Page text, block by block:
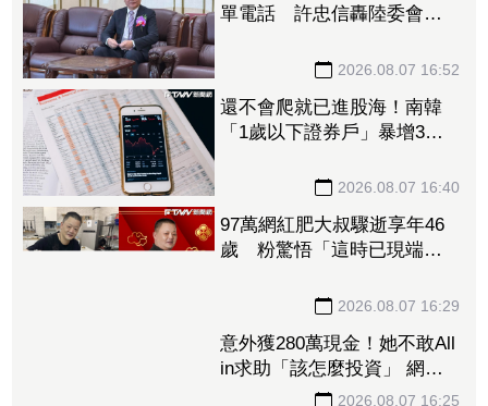
單電話 許忠信轟陸委會：
2026.08.07 16:52
還不會爬就已進股海！南韓
「1歲以下證券戶」暴增3
2026.08.07 16:40
97萬網紅肥大叔驟逝享年46
歲 粉驚悟「這時已現端
2026.08.07 16:29
意外獲280萬現金！她不敢All
in求助「該怎麼投資」 網一
面倒建議：專心存0050就好